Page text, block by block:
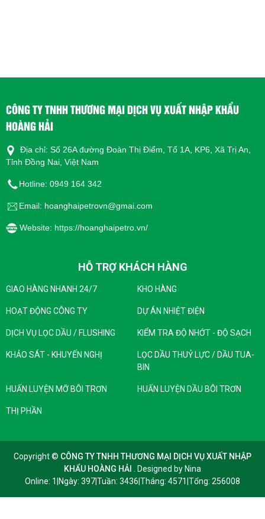
CÔNG TY TNHH THƯƠNG MẠI DỊCH VỤ XUẤT NHẬP KHẨU
HOÀNG HẢI
Địa chỉ: Số 26A đường Đoàn Thị Điểm, Tổ 1A, KP6, Xã Trị An,
Tỉnh Đồng Nai, Việt Nam
Hotline: 0949 164 342
Email: hoanghaipetrovn@gmai.com
Website: https://hoanghaipetro.vn/
HỖ TRỢ KHÁCH HÀNG
GIAO HÀNG NHANH 24/7 KHO HÀNG
HOẠT ĐỘNG CÔNG TY DỰ ÁN NHIỆT ĐIỆN
DỊCH VỤ LỌC DẦU / FLUSHING KIỂM TRA ĐỘ NHỚT - ĐỘ SẠCH
KHẢO SÁT - KHUYẾN NGHỊ
LỌC DẦU THUỶ LỰC / DẦU TUA-
BIN
HUẤN LUYỆN MỠ BÔI TRƠN HUẤN LUYỆN DẦU BÔI TRƠN
THỊ PHẦN
Copyright © CÔNG TY TNHH THƯƠNG MẠI DỊCH VỤ XUẤT NHẬP
KHẨU HOÀNG HẢI
. Designed by Nina
Online: 1 Ngày: 397Tuần: 3436 Tháng: 4571 Tổng: 256008